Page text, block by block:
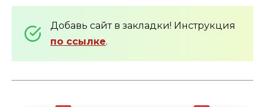
Добавь сайт в закладки! Инструкция
по ссылке.